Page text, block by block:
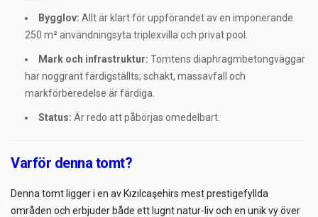
Bygglov: Allt är klart för uppförandet av en imponerande
250 m² användningsyta triplexvilla och privat pool.
Mark och infrastruktur: Tomtens diaphragmbetongväggar
har noggrant färdigställts; schakt, massavfall och
markförberedelse är färdiga.
Status: Är redo att påbörjas omedelbart.
Varför denna tomt?
Denna tomt ligger i en av Kızılcaşehirs mest prestigefyllda
områden och erbjuder både ett lugnt natur-liv och en unik vy över